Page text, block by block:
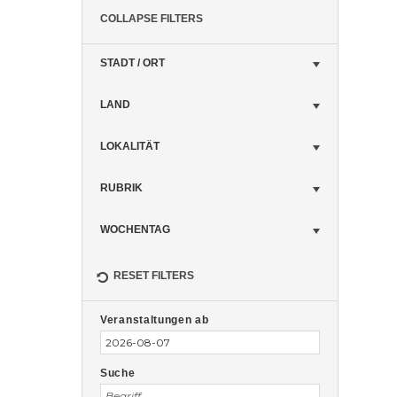
COLLAPSE FILTERS
STADT / ORT
LAND
LOKALITÄT
RUBRIK
WOCHENTAG
RESET FILTERS
Suche
und
Navigation
Veranstaltungen
SucheVeranstaltungen ab
Suche